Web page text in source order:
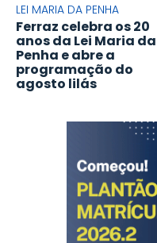
LEI MARIA DA PENHA
Ferraz celebra os 20
anos da Lei Maria da
Penha e abre a
programação do
agosto lilás